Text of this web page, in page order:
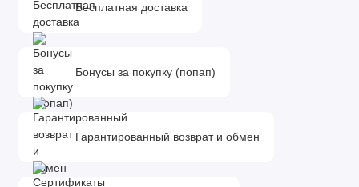
Бесплатная доставка
Бонусы за покупку (попап)
Гарантированный возврат и обмен